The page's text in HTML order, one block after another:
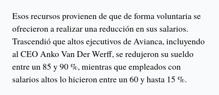
Esos recursos provienen de que de forma voluntaria se
ofrecieron a realizar una reducción en sus salarios.
Trascendió que altos ejecutivos de Avianca, incluyendo
al CEO Anko Van Der Werff, se redujeron su sueldo
entre un 85 y 90 %, mientras que empleados con
salarios altos lo hicieron entre un 60 y hasta 15 %.